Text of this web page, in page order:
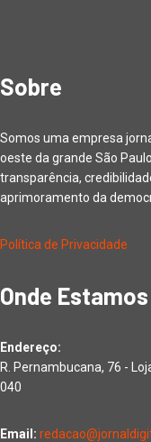
Sobre
Somos uma empresa
oeste da grande São
transparência,
aprimoramento da
Política de Privacidade
Onde Estamos
Endereço:
R. Pernambucana, 76 -
040
Email: